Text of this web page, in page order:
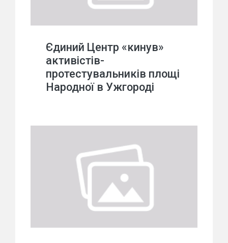
Єдиний Центр «кинув»
активістів-
протестувальників площі
Народної в Ужгороді